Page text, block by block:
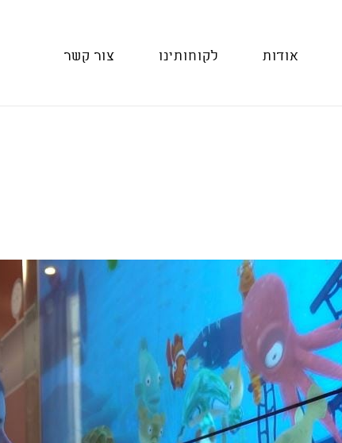
אודות לקוחותינו צור קשר